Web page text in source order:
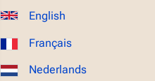
English
Français
Nederlands